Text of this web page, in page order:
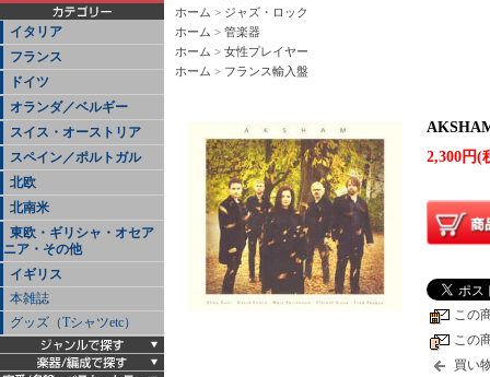
イタリア
フランス
ドイツ
オランダ／ベルギー
スイス・オーストリア
スペイン／ポルトガル
北欧
北南米
東欧・ギリシャ・オセア
ニア・その他
イギリス
本雑誌
グッズ（Tシャツetc）
ホーム > ジャズ・ロック
ホーム > 管楽器
ホーム > 女性プレイヤー
ホーム > フランス輸入盤
2,300円(
この
この
買い